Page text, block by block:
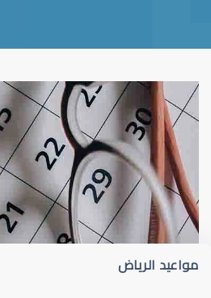
قلوبال لرعاية العين ضعف نظر
مواعيد الرياض